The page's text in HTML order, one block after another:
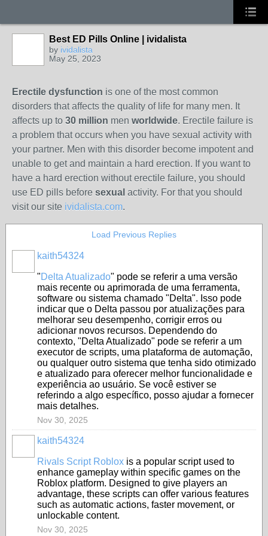
Best ED Pills Online | ividalista
by ividalista
May 25, 2023
Erectile dysfunction is one of the most common
disorders that affects the quality of life for many men. It
affects up to 30 million men worldwide. Erectile failure is
a problem that occurs when you have sexual activity with
your partner. Men with this disorder become impotent and
unable to get and maintain a hard erection. If you want to
have a hard erection without erectile failure, you should
use ED pills before sexual activity. For that you should
visit our site ividalista.com.
Load Previous Replies
kaith54324
"Delta Atualizado" pode se referir a uma versão
mais recente ou aprimorada de uma ferramenta,
software ou sistema chamado "Delta". Isso pode
indicar que o Delta passou por atualizações para
melhorar seu desempenho, corrigir erros ou
adicionar novos recursos. Dependendo do
contexto, "Delta Atualizado" pode se referir a um
executor de scripts, uma plataforma de automação,
ou qualquer outro sistema que tenha sido otimizado
e atualizado para oferecer melhor funcionalidade e
experiência ao usuário. Se você estiver se
referindo a algo específico, posso ajudar a fornecer
mais detalhes.
Nov 30, 2025
kaith54324
Rivals Script Roblox is a popular script used to
enhance gameplay within specific games on the
Roblox platform. Designed to give players an
advantage, these scripts can offer various features
such as automatic actions, faster movement, or
unlockable content.
Nov 30, 2025